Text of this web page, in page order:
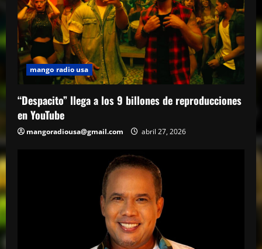
mango radio usa
“Despacito” llega a los 9 billones de reproducciones
en YouTube
mangoradiousa@gmail.com abril 27, 2026